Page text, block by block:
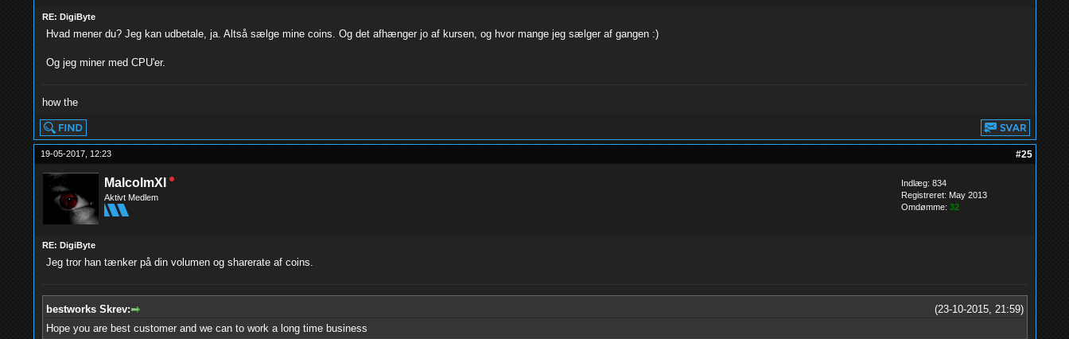
RE: DigiByte
Hvad mener du? Jeg kan udbetale, ja. Altså sælge mine coins. Og det afhænger jo af kursen, og hvor mange jeg sælger af gangen :)
Og jeg miner med CPU'er.
how the
19-05-2017, 12:23 #25
MalcolmXI
Aktivt Medlem
Indlæg: 834
Registreret: May 2013
Omdømme: 32
RE: DigiByte
Jeg tror han tænker på din volumen og sharerate af coins.
(23-10-2015, 21:59)
bestworks Skrev:
Hope you are best customer and we can to work a long time business